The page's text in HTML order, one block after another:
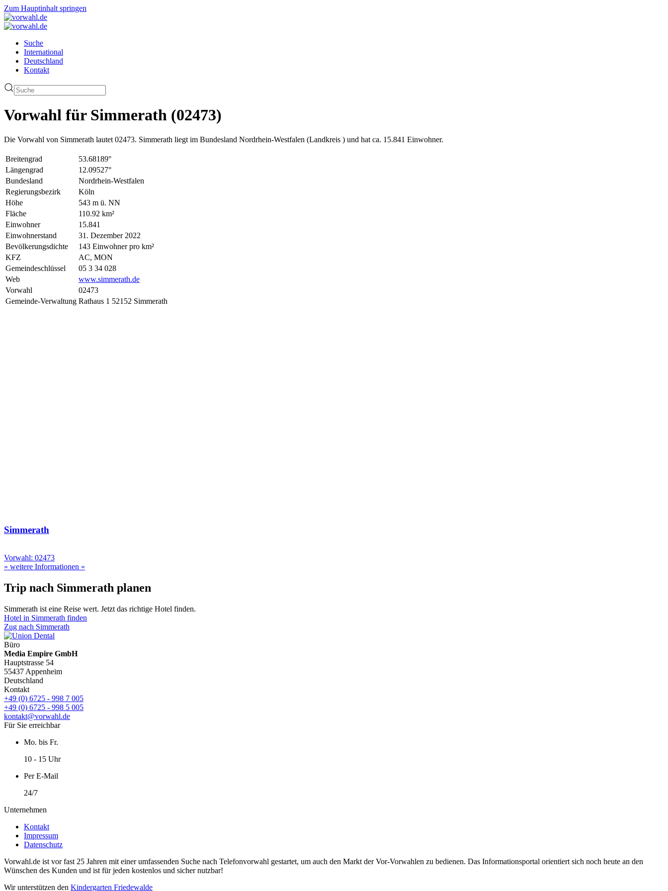
Zum Hauptinhalt springen
Suche
International
Deutschland
Kontakt
Vorwahl für Simmerath (02473)
Die Vorwahl von Simmerath lautet 02473. Simmerath liegt im Bundesland Nordrhein-Westfalen (Landkreis ) und hat ca. 15.841 Einwohner.
Breitengrad
53.68189°
Längengrad
12.09527°
Bundesland
Nordrhein-Westfalen
Regierungsbezirk
Köln
Höhe
543 m ü. NN
Fläche
110.92 km²
Einwohner
15.841
Einwohnerstand
31. Dezember 2022
Bevölkerungsdichte
143 Einwohner pro km²
KFZ
AC, MON
Gemeindeschlüssel
05 3 34 028
Web
www.simmerath.de
Vorwahl
02473
Gemeinde-Verwaltung Rathaus 1 52152 Simmerath
Simmerath
Vorwahl: 02473
» weitere Informationen «
Trip nach Simmerath planen
Simmerath ist eine Reise wert. Jetzt das richtige Hotel finden.
Hotel in Simmerath finden
Zug nach Simmerath
Büro
Media Empire GmbH
Hauptstrasse 54
55437 Appenheim
Deutschland
Kontakt
+49 (0) 6725 - 998 7 005
+49 (0) 6725 - 998 5 005
kontakt@vorwahl.de
Für Sie erreichbar
Mo. bis Fr.
10 - 15 Uhr
Per E-Mail
24/7
Unternehmen
Kontakt
Impressum
Datenschutz
Vorwahl.de ist vor fast 25 Jahren mit einer umfassenden Suche nach Telefonvorwahl gestartet, um auch den Markt der Vor-Vorwahlen zu bedienen. Das Informationsportal orientiert sich noch heute an den
Wünschen des Kunden und ist für jeden kostenlos und sicher nutzbar!
Wir unterstützen den Kindergarten Friedewalde